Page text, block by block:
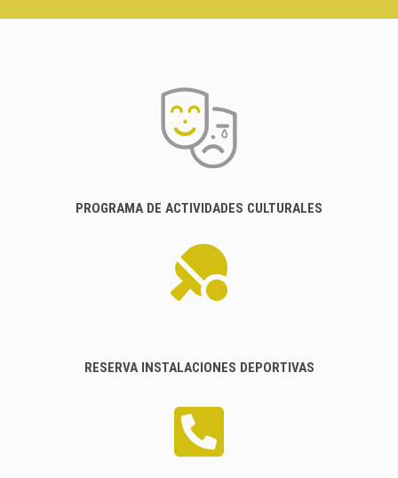
PROGRAMA DE ACTIVIDADES CULTURALES
RESERVA INSTALACIONES DEPORTIVAS